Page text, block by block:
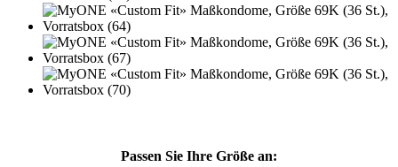
Passen Sie Ihre Größe an: